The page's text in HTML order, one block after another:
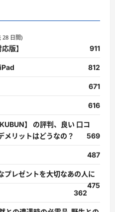
28 日間)
版】 911
812
671
616
】 の評判、良い 口コ
メリットはどうなの？
569
487
プレゼントを大切なあの人に
475
362